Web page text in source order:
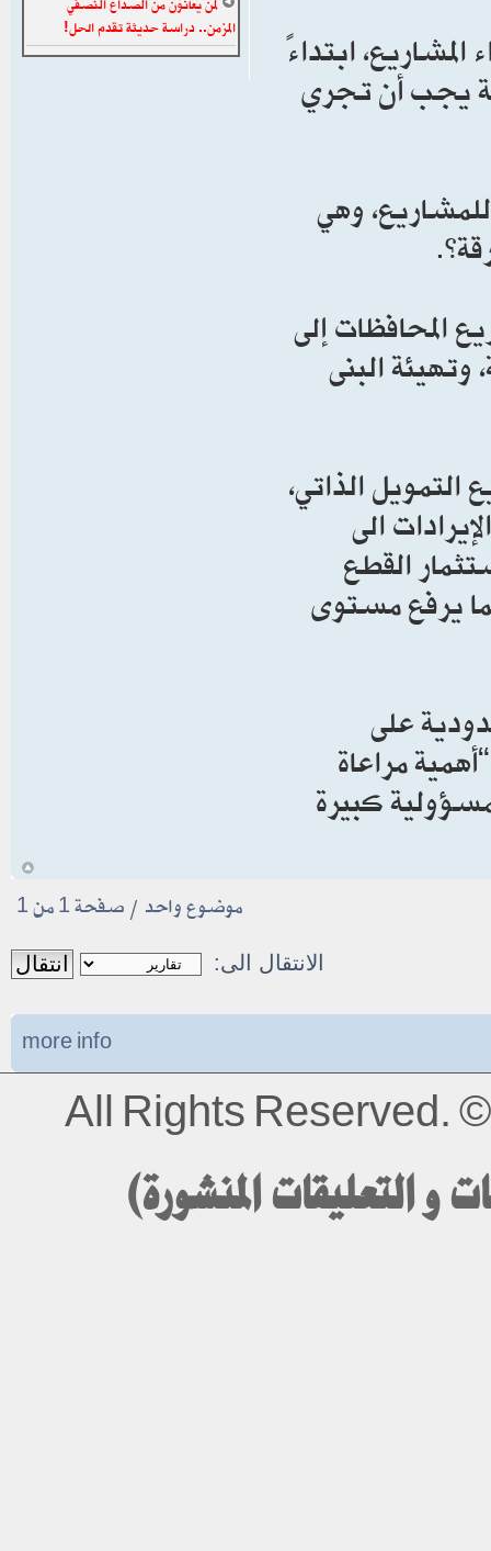
ابتداءً
يجب أن تجري
وهي
المحافظات إلى
وتهيئة البنى
الذاتي،
وبما يعود بـ50% من الإيرادات الى
القطع
يرفع مستوى
على
مراعاة
كبيرة
المزمن.. دراسة حديثة تقدم الحل!
موضوع واحد • صفحة1من1
الانتقال الى:
more info
All Rights Reserved.